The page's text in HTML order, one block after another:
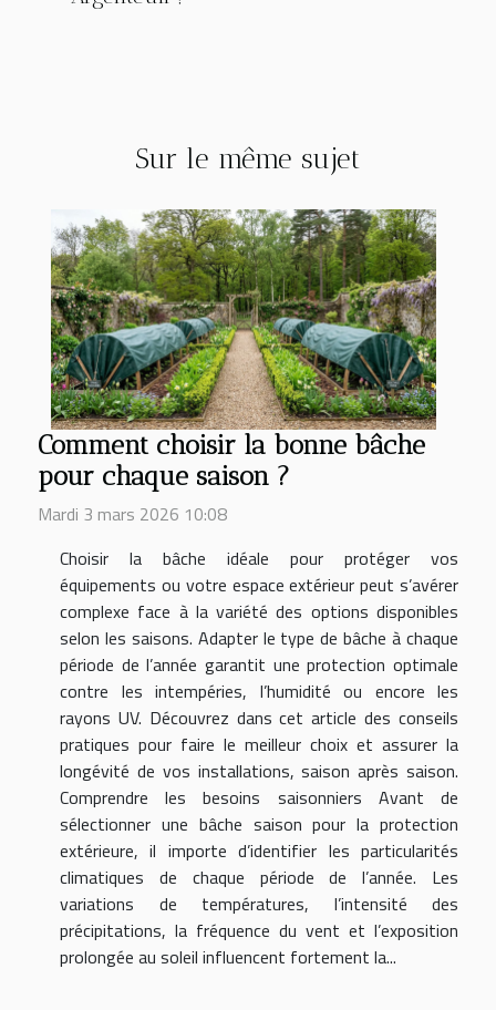
Sur le même sujet
Comment choisir la bonne bâche
pour chaque saison ?
Mardi 3 mars 2026 10:08
Choisir la bâche idéale pour protéger vos
équipements ou votre espace extérieur peut s’avérer
complexe face à la variété des options disponibles
selon les saisons. Adapter le type de bâche à chaque
période de l’année garantit une protection optimale
contre les intempéries, l’humidité ou encore les
rayons UV. Découvrez dans cet article des conseils
pratiques pour faire le meilleur choix et assurer la
longévité de vos installations, saison après saison.
Comprendre les besoins saisonniers Avant de
sélectionner une bâche saison pour la protection
extérieure, il importe d’identifier les particularités
climatiques de chaque période de l’année. Les
variations de températures, l’intensité des
précipitations, la fréquence du vent et l’exposition
prolongée au soleil influencent fortement la...